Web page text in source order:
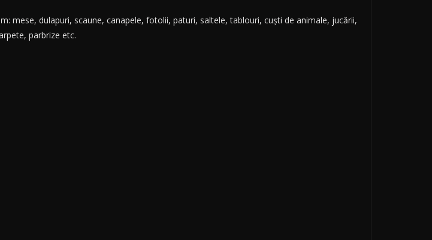
mese, dulapuri, scaune, canapele, fotolii, paturi, saltele, tablouri, cuști de animale, jucării,
parbrize etc.